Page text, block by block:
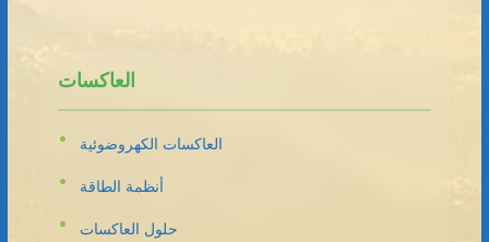
العاكسات
العاكسات الكهروضوئية
أنظمة الطاقة
حلول العاكسات